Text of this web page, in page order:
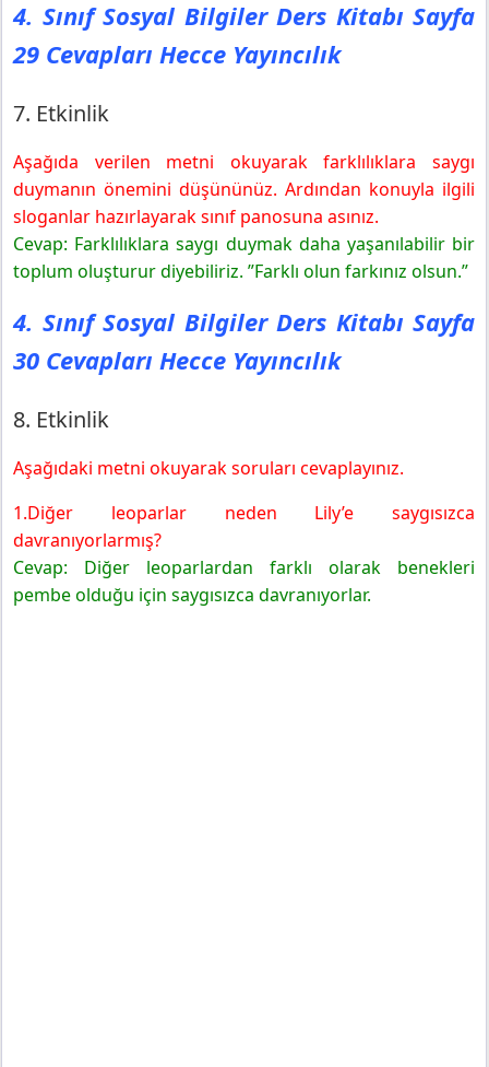
4. Sınıf Sosyal Bilgiler Ders Kitabı Sayfa
29 Cevapları Hecce Yayıncılık
7. Etkinlik
Aşağıda verilen metni okuyarak farklılıklara saygı
duymanın önemini düşününüz. Ardından konuyla ilgili
sloganlar hazırlayarak sınıf panosuna asınız.
Cevap: Farklılıklara saygı duymak daha yaşanılabilir bir
toplum oluşturur diyebiliriz. ”Farklı olun farkınız olsun.”
4. Sınıf Sosyal Bilgiler Ders Kitabı Sayfa
30 Cevapları Hecce Yayıncılık
8. Etkinlik
Aşağıdaki metni okuyarak soruları cevaplayınız.
1.Diğer leoparlar neden Lily’e saygısızca
davranıyorlarmış?
Cevap: Diğer leoparlardan farklı olarak benekleri
pembe olduğu için saygısızca davranıyorlar.